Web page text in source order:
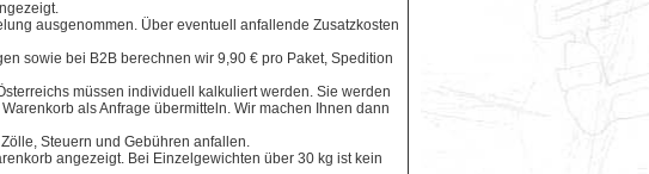
ausgenommen. Über eventuell anfallende Zusatzkosten
sowie bei B2B berechnen wir 9,90 € pro Paket, Spedition
müssen individuell kalkuliert werden. Sie werden
als Anfrage übermitteln. Wir machen Ihnen dann
Steuern und Gebühren anfallen.
angezeigt. Bei Einzelgewichten über 30 kg ist kein